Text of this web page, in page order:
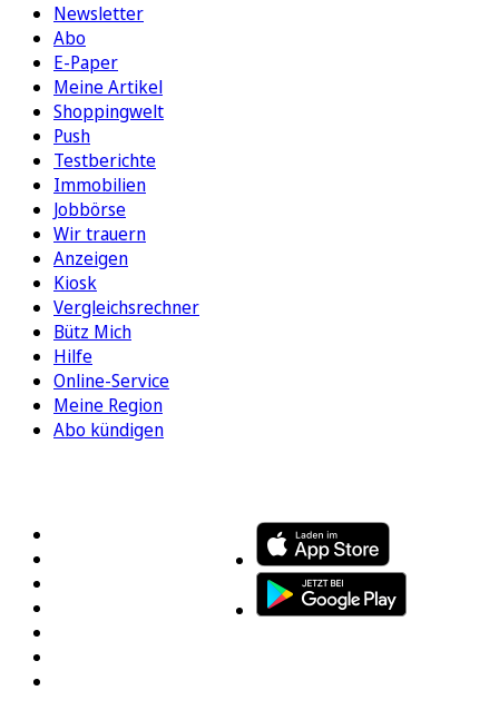
Newsletter
Abo
E-Paper
Meine Artikel
Shoppingwelt
Push
Testberichte
Immobilien
Jobbörse
Wir trauern
Anzeigen
Kiosk
Vergleichsrechner
Bütz Mich
Hilfe
Online-Service
Meine Region
Abo kündigen